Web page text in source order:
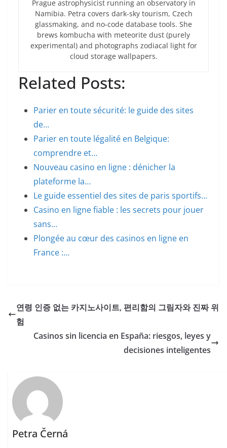
Prague astrophysicist running an observatory in
Namibia. Petra covers dark-sky tourism, Czech
glassmaking, and no-code database tools. She
brews kombucha with meteorite dust (purely
experimental) and photographs zodiacal light for
cloud storage wallpapers.
Related Posts:
Parier en toute sécurité: le guide des sites
de…
Parier en toute légalité en Belgique:
comprendre et…
Nouveau casino en ligne : dénicher la
plateforme la…
Le guide essentiel des sites de paris sportifs…
Casino en ligne fiable : les secrets pour jouer
sans…
Plongée au cœur des casinos en ligne en
France :…
연령 인증 없는 카지노사이트, 편리함의 그림자와 진짜 위
험
Casinos sin licencia en España: riesgos, leyes y
decisiones inteligentes
Petra Černá